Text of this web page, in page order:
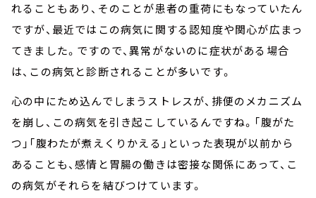
れることもあり、そのことが患者の重荷にもなっていたん
ですが、最近ではこの病気に関する認知度や関心が広まっ
てきました。ですので、異常がないのに症状がある場合
は、この病気と診断されることが多いです。
心の中にため込んでしまうストレスが、排便のメカニズム
を崩し、この病気を引き起こしているんですね。「腹がた
つ」「腹わたが煮えくりかえる」といった表現が以前から
あることも、感情と胃腸の働きは密接な関係にあって、こ
の病気がそれらを結びつけています。